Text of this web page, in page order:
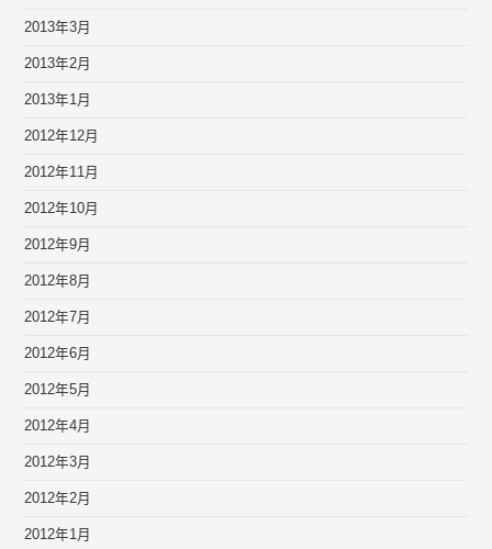
2013年3月
2013年2月
2013年1月
2012年12月
2012年11月
2012年10月
2012年9月
2012年8月
2012年7月
2012年6月
2012年5月
2012年4月
2012年3月
2012年2月
2012年1月